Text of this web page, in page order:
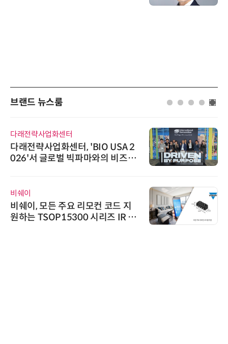
브랜드 뉴스룸
, 'BIO USA 2
와의 비즈니
모컨 코드 지
시리즈 IR 수
노보센스
노보센스, PWM 고
난제 극복…차량용
기
슈퍼솔루션
슈퍼솔루션, 2026
ooling Summit 성